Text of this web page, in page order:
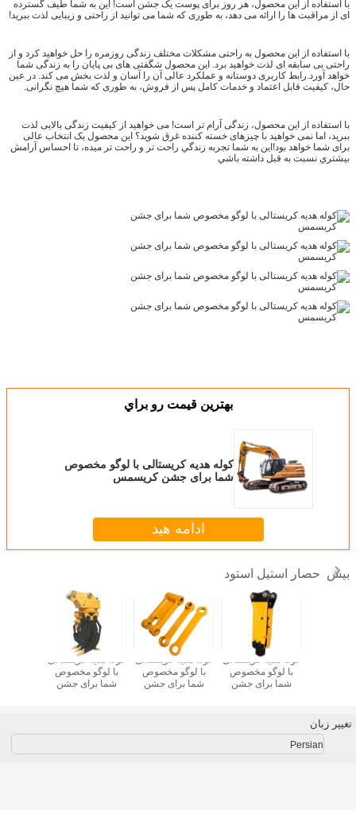
با استفاده از این محصول، هر روز برای پوست یک جشن است! این به شما طیف گسترده
ای از مراقبت ها را ارائه می دهد، به طوری که شما می توانید از راحتی و زیبایی لذت ببرید!
با استفاده از این محصول به راحتی مشکلات مختلف زندگی روزمره را حل خواهید کرد و از
راحتی بی سابقه ای لذت خواهید برد. این محصول شگفتی های بی پایان را به زندگی شما
خواهد آورد.رابط کاربری دوستانه و عملکرد عالی آن را آسان و لذت بخش می کند. در عین
حال، کیفیت قابل اعتماد و خدمات کامل پس از فروش، به طوری که شما هیچ نگرانی.
با استفاده از این محصول، زندگی آرام تر است! می خواهید از کیفیت زندگی بالایی لذت
ببرید، اما نمی خواهید با چیزهای خسته کننده غرق شوید؟ این محصول یک انتخاب عالی
برای شما خواهد بود!اين به شما تجربه زندگي راحت تر و راحت تر ميده، تا احساس آرامش
بيشتري نسبت به قبل داشته باشي
بهترين قيمت رو براي
کوله هدیه کریستالی با لوگو مخصوص
شما برای جشن کریسمس
ادامه هید
بیش حصار استیل استود
کوله هدیه کریستالی
با لوگو مخصوص
شما برای جشن
کوله هدیه کریستالی
با لوگو مخصوص
شما برای جشن
کوله هدیه کریستالی
با لوگو مخصوص
شما برای جشن
تغییر زبان
Persian